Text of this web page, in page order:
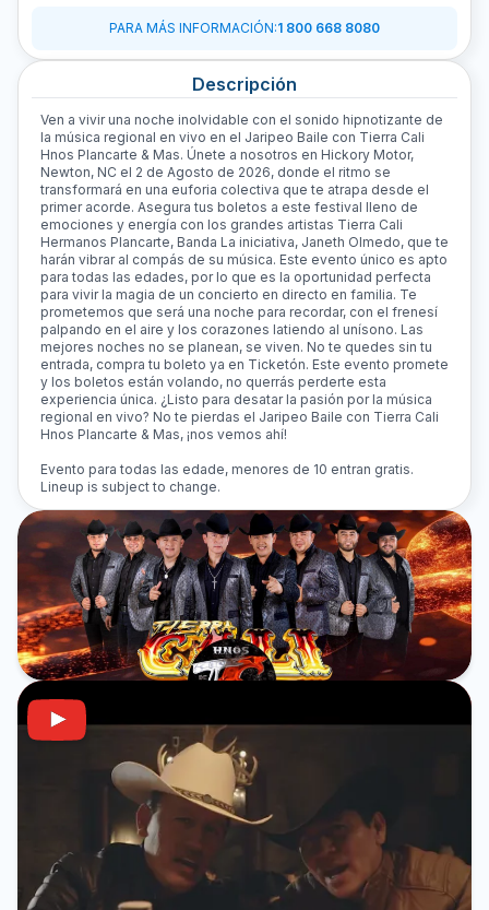
PARA MÁS INFORMACIÓN:1 800 668 8080
Descripción
Ven a vivir una noche inolvidable con el sonido hipnotizante de
la música regional en vivo en el Jaripeo Baile con Tierra Cali
Hnos Plancarte & Mas. Únete a nosotros en Hickory Motor,
Newton, NC el 2 de Agosto de 2026, donde el ritmo se
transformará en una euforia colectiva que te atrapa desde el
primer acorde. Asegura tus boletos a este festival lleno de
emociones y energía con los grandes artistas Tierra Cali
Hermanos Plancarte, Banda La iniciativa, Janeth Olmedo, que te
harán vibrar al compás de su música. Este evento único es apto
para todas las edades, por lo que es la oportunidad perfecta
para vivir la magia de un concierto en directo en familia. Te
prometemos que será una noche para recordar, con el frenesí
palpando en el aire y los corazones latiendo al unísono. Las
mejores noches no se planean, se viven. No te quedes sin tu
entrada, compra tu boleto ya en Ticketón. Este evento promete
y los boletos están volando, no querrás perderte esta
experiencia única. ¿Listo para desatar la pasión por la música
regional en vivo? No te pierdas el Jaripeo Baile con Tierra Cali
Hnos Plancarte & Mas, ¡nos vemos ahí!
Evento para todas las edade, menores de 10 entran gratis.
Lineup is subject to change.